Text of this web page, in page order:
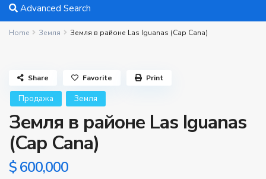
Advanced Search
Home Земля Земля в районе Las Iguanas (Cap Cana)
Продажа Земля
Земля в районе Las Iguanas
(Cap Cana)
$ 600,000
Share Favorite Print